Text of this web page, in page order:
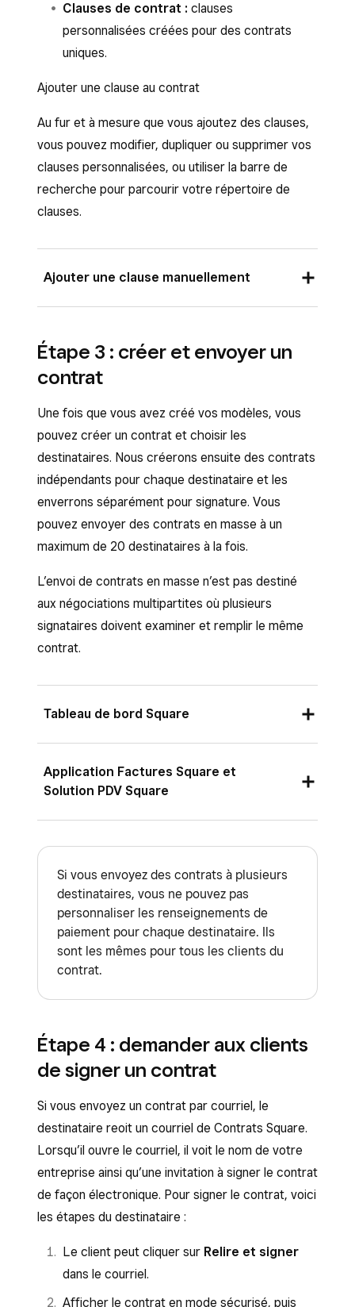
Clauses de contrat : clauses
personnalisées créées pour des contrats
uniques.
Ajouter une clause au contrat
Au fur et à mesure que vous ajoutez des clauses,
vous pouvez modifier, dupliquer ou supprimer vos
clauses personnalisées, ou utiliser la barre de
recherche pour parcourir votre répertoire de
clauses.
Ajouter une clause manuellement
et accédez àCommandes et paiements
(ouFactures et paiements
Cliquez sur
personnalisée
Saisissez le titre ou la description de la
clause.
avez besoin des initiales du client.
Cliquez surEnregistrer.
Étape 3 : créer et envoyer un
contrat
Une fois que vous avez créé vos modèles, vous
pouvez créer un contrat et choisir les
destinataires. Nous créerons ensuite des contrats
indépendants pour chaque destinataire et les
enverrons séparément pour signature. Vous
pouvez envoyer des contrats en masse à un
maximum de 20 destinataires à la fois.
L’envoi de contrats en masse n’est pas destiné
aux négociations multipartites où plusieurs
signataires doivent examiner et remplir le même
contrat.
Tableau de bord Square
Connectez-vous au Tableau de bord Square
et accédez àCommandes et paiements
Sélectionnez l’un des modèles standard
énumérés ci-dessus.
Saisissez les détails du contrat, notamment
le(s) destinataire(s), le nom du contrat, les
estimation acceptée. Cliquez surSuivant.
Si vous souhaitez inclure une demande
d’acompte dans le contrat, dans la section
Calendrier des paiements du contrat,
sélectionnezPaiements multiples. Vous
pourrez ainsi répartir le coût total d’un
projet en deux paiements : un acompte et
un paiement final.
Application Factures Square et
Solution PDV Square
Vous ne pouvez ajouter un contrat à partir des
applications Factures Square et Solution PDV
Square qu’en joignant un contrat existant à une
facture ou à une estimation. Les contrats
peuvent uniquement être créés et modifiés à
partir du Tableau de bord Square.
Si vous envoyez des contrats à plusieurs
destinataires, vous ne pouvez pas
personnaliser les renseignements de
paiement pour chaque destinataire. Ils
sont les mêmes pour tous les clients du
contrat.
Étape 4 : demander aux clients
de signer un contrat
Si vous envoyez un contrat par courriel, le
destinataire reoit un courriel de Contrats Square.
Lorsqu’il ouvre le courriel, il voit le nom de votre
entreprise ainsi qu’une invitation à signer le contrat
de façon électronique. Pour signer le contrat, voici
les étapes du destinataire :
Le client peut cliquer sur Relire et signer
dans le courriel.
Afficher le contrat en mode sécurisé, puis